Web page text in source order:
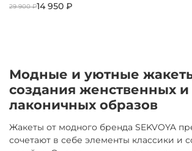
29 900 ₽14 950 ₽
Модные и уютные
создания женственных и
лаконичных образов
Жакеты от модного бренда SEKVOYA
сочетают в себе элементы классики и